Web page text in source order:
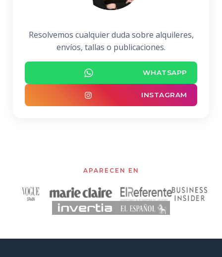
Resolvemos cualquier duda sobre alquileres,
envíos, tallas o publicaciones.
WHATSAPP
INSTAGRAM
APARECEN EN